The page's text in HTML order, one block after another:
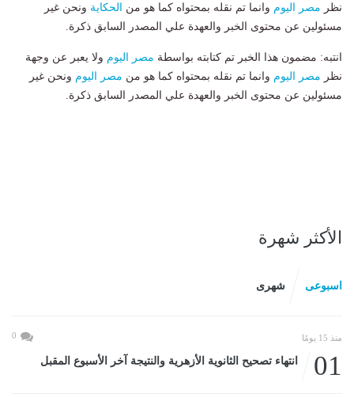
نظر مصر اليوم وانما تم نقله بمحتواه كما هو من الحكاية ونحن غير
مسئولين عن محتوى الخبر والعهدة علي المصدر السابق ذكرة.
انتبه: مضمون هذا الخبر تم كتابته بواسطة مصر اليوم ولا يعبر عن وجهة
نظر مصر اليوم وانما تم نقله بمحتواه كما هو من مصر اليوم ونحن غير
مسئولين عن محتوى الخبر والعهدة علي المصدر السابق ذكرة.
الأكثر شهرة
اسبوعى شهرى
منذ 15 يومًا 0
01 انتهاء تصحيح الثانوية الأزهرية والنتيجة آخر الأسبوع المقبل